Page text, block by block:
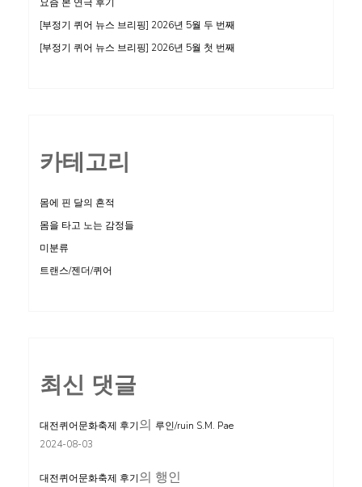
[부정기 퀴어 뉴스 브리핑] 2026년 5월 두 번째
[부정기 퀴어 뉴스 브리핑] 2026년 5월 첫 번째
카테고리
몸에 핀 달의 흔적
몸을 타고 노는 감정들
미분류
트랜스/젠더/퀴어
최신 댓글
대전퀴어문화축제 후기의 루인/ruin S.M. Pae
2024-08-03
대전퀴어문화축제 후기의 행인